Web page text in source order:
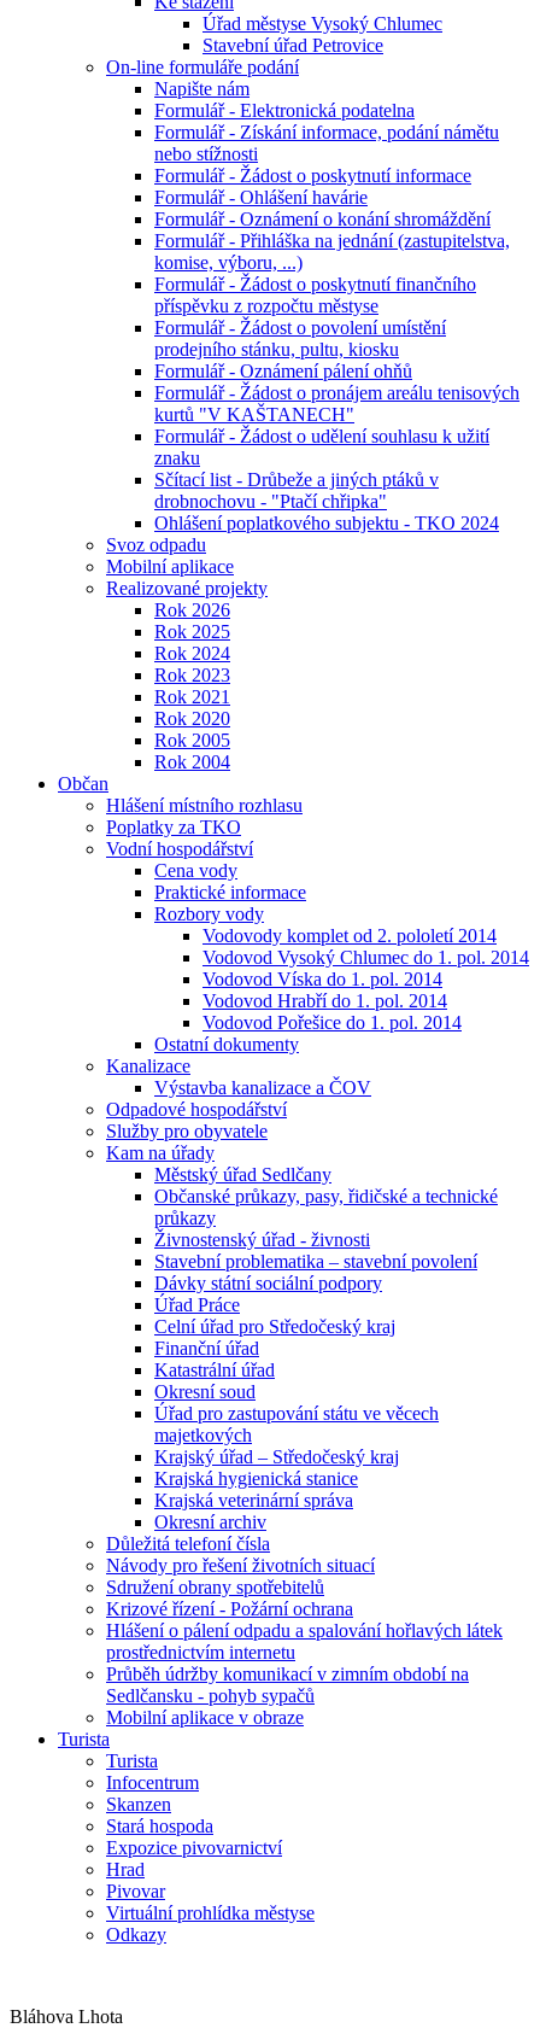
Úřad městyse Vysoký Chlumec
Stavební úřad Petrovice
On-line formuláře podání
Napište nám
Formulář - Elektronická podatelna
Formulář - Získání informace, podání námětu
nebo stížnosti
Formulář - Žádost o poskytnutí informace
Formulář - Ohlášení havárie
Formulář - Oznámení o konání shromáždění
Formulář - Přihláška na jednání (zastupitelstva,
komise, výboru, ...)
Formulář - Žádost o poskytnutí finančního
příspěvku z rozpočtu městyse
Formulář - Žádost o povolení umístění
prodejního stánku, pultu, kiosku
Formulář - Oznámení pálení ohňů
Formulář - Žádost o pronájem areálu tenisových
kurtů "V KAŠTANECH"
Formulář - Žádost o udělení souhlasu k užití
znaku
Sčítací list - Drůbeže a jiných ptáků v
drobnochovu - "Ptačí chřipka"
Ohlášení poplatkového subjektu - TKO 2024
Svoz odpadu
Mobilní aplikace
Realizované projekty
Rok 2026
Rok 2025
Rok 2024
Rok 2023
Rok 2021
Rok 2020
Rok 2005
Rok 2004
Občan
Hlášení místního rozhlasu
Poplatky za TKO
Vodní hospodářství
Cena vody
Praktické informace
Rozbory vody
Vodovody komplet od 2. pololetí 2014
Vodovod Vysoký Chlumec do 1. pol. 2014
Vodovod Víska do 1. pol. 2014
Vodovod Hrabří do 1. pol. 2014
Vodovod Pořešice do 1. pol. 2014
Ostatní dokumenty
Kanalizace
Výstavba kanalizace a ČOV
Odpadové hospodářství
Služby pro obyvatele
Kam na úřady
Městský úřad Sedlčany
Občanské průkazy, pasy, řidičské a technické
průkazy
Živnostenský úřad - živnosti
Stavební problematika – stavební povolení
Dávky státní sociální podpory
Úřad Práce
Celní úřad pro Středočeský kraj
Finanční úřad
Katastrální úřad
Okresní soud
Úřad pro zastupování státu ve věcech
majetkových
Krajský úřad – Středočeský kraj
Krajská hygienická stanice
Krajská veterinární správa
Okresní archiv
Důležitá telefoní čísla
Návody pro řešení životních situací
Sdružení obrany spotřebitelů
Krizové řízení - Požární ochrana
Hlášení o pálení odpadu a spalování hořlavých látek
prostřednictvím internetu
Průběh údržby komunikací v zimním období na
Sedlčansku - pohyb sypačů
Mobilní aplikace v obraze
Turista
Turista
Infocentrum
Skanzen
Stará hospoda
Expozice pivovarnictví
Hrad
Pivovar
Virtuální prohlídka městyse
Odkazy
Bláhova Lhota